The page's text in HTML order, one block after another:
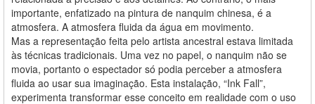
importante, enfatizado na pintura de nanquim chinesa, é a
atmosfera. A atmosfera fluida da água em movimento.
Mas a representação feita pelo artista ancestral estava limitada
às técnicas tradicionais. Uma vez no papel, o nanquim não se
movia, portanto o espectador só podia perceber a atmosfera
fluida ao usar sua imaginação. Esta instalação, “Ink Fall”,
experimenta transformar esse conceito em realidade com o uso